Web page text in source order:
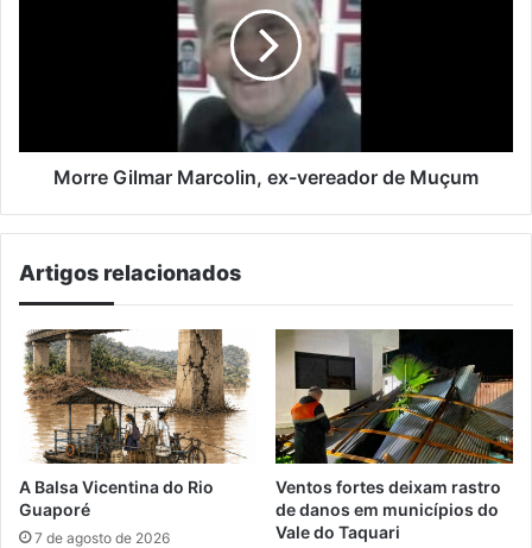
Morre Gilmar Marcolin, ex-vereador de Muçum
Artigos relacionados
A Balsa Vicentina do Rio
Guaporé
7 de agosto de 2026
Ventos fortes deixam rastro
de danos em municípios do
Vale do Taquari